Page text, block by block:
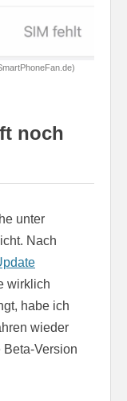
noch
unter
Nach
wirklich
habe ich
wieder
Version